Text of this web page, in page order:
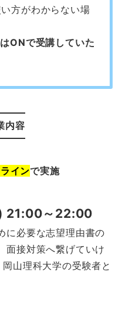
方がわからない場
ONで受講していた
内容
インで実施
21:00～22:00
に必要な志望理由書の
面接対策へ繋げていけ
山理科大学の受験者と